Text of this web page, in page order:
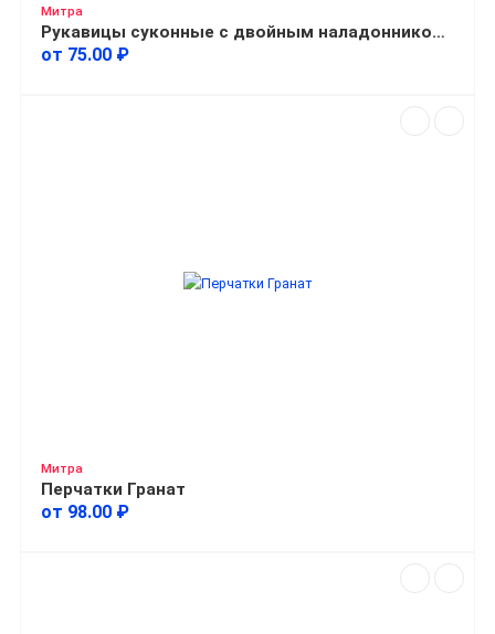
Митра
Рукавицы суконные с двойным наладонником пл. 550 гр./м2
от 75.00 ₽
Митра
Перчатки Гранат
от 98.00 ₽